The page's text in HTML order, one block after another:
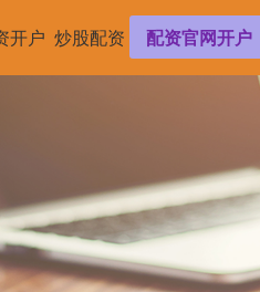
开户 炒股配资 配资官网开户